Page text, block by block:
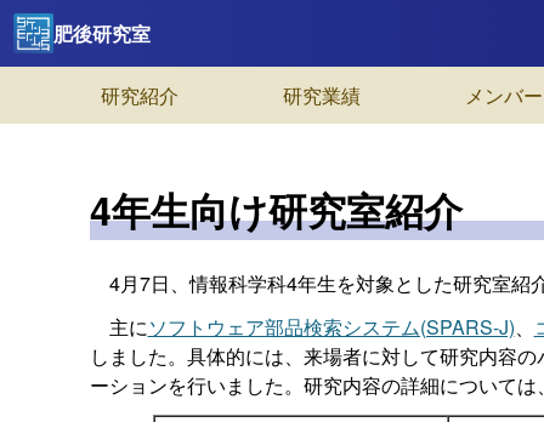
肥後研究室
研究紹介 研究業績 メンバー
4年生向け研究室紹介
4月7日、情報科学科4年生を対象とした研究室紹
主にソフトウェア部品検索システム(SPARS-J)、
しました。具体的には、来場者に対して研究内容
ーションを行いました。研究内容の詳細については